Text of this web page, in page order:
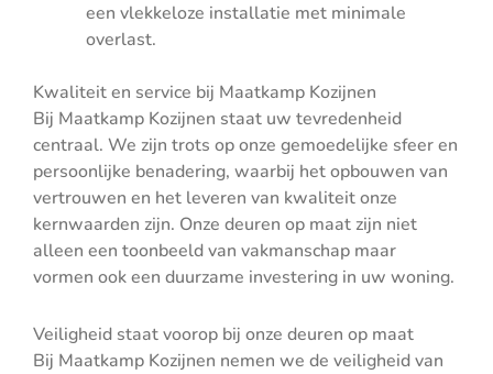
een vlekkeloze installatie met minimale
overlast.
Kwaliteit en service bij Maatkamp Kozijnen
Bij Maatkamp Kozijnen staat uw tevredenheid
centraal. We zijn trots op onze gemoedelijke sfeer en
persoonlijke benadering, waarbij het opbouwen van
vertrouwen en het leveren van kwaliteit onze
kernwaarden zijn. Onze deuren op maat zijn niet
alleen een toonbeeld van vakmanschap maar
vormen ook een duurzame investering in uw woning.
Veiligheid staat voorop bij onze deuren op maat
Bij Maatkamp Kozijnen nemen we de veiligheid van